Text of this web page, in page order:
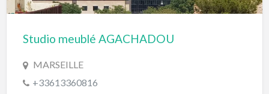
Studio meublé AGACHADOU
MARSEILLE
+33613360816